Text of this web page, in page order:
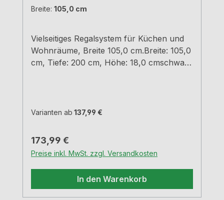
Breite: 105,0 cm
Vielseitiges Regalsystem für Küchen und
Wohnräume, Breite 105,0 cm.Breite: 105,0
cm, Tiefe: 200 cm, Höhe: 18,0 cmschwarz
10,5 kg
Varianten ab 137,99 €
Regulärer Preis:
173,99 €
Preise inkl. MwSt. zzgl. Versandkosten
In den Warenkorb